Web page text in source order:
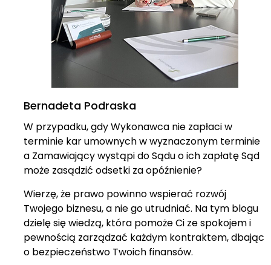
Bernadeta Podraska
W przypadku, gdy Wykonawca nie zapłaci w
terminie kar umownych w wyznaczonym terminie
a Zamawiający wystąpi do Sądu o ich zapłatę Sąd
może zasądzić odsetki za opóźnienie?
Wierzę, że prawo powinno wspierać rozwój
Twojego biznesu, a nie go utrudniać. Na tym blogu
dzielę się wiedzą, która pomoże Ci ze spokojem i
pewnością zarządzać każdym kontraktem, dbając
o bezpieczeństwo Twoich finansów.